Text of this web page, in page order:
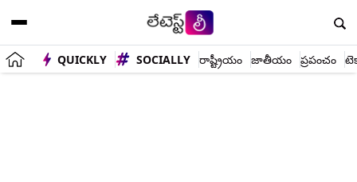
QUICKLY SOCIALLY రాష్ట్రీయం జాతీయం ప్రపంచం